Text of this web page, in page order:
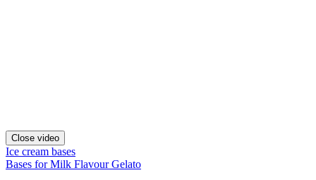
Close video
Ice cream bases
Bases for Milk Flavour Gelato